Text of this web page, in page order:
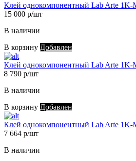
Клей однокомпонентный Lab Arte 1K-
15 000 р/шт
В наличии
В корзину Добавлен
Клей однокомпонентный Lab Arte 1K-
8 790 р/шт
В наличии
В корзину Добавлен
Клей однокомпонентный Lab Arte 1K-
7 664 р/шт
В наличии